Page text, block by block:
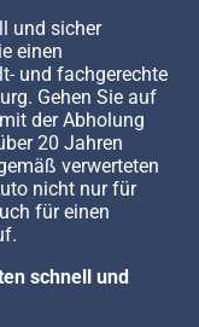
und sicher
einen
und fachgerechte
Gehen Sie auf
der Abholung
20 Jahren
verwerteten
nicht nur für
für einen
schnell und